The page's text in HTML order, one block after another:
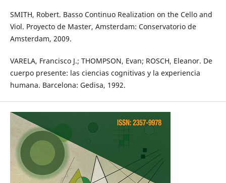
SMITH, Robert. Basso Continuo Realization on the Cello and
Viol. Proyecto de Master, Amsterdam: Conservatorio de
Amsterdam, 2009.
VARELA, Francisco J.; THOMPSON, Evan; ROSCH, Eleanor. De
cuerpo presente: las ciencias cognitivas y la experiencia
humana. Barcelona: Gedisa, 1992.